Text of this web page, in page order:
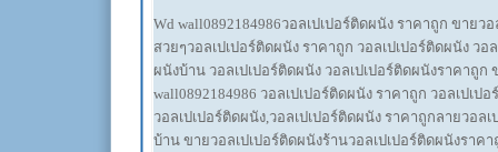
Wd wall0892184986วอลเปเปอร์ติดผนัง ราคาถูก ขายว
สวยๆวอลเปเปอร์ติดผนัง ราคาถูก วอลเปเปอร์ติดผนัง ว
ผนังบ้าน วอลเปเปอร์ติดผนัง วอลเปเปอร์ติดผนังราคาถูก
wall0892184986 วอลเปเปอร์ติดผนัง ราคาถูก วอลเปเ
วอลเปเปอร์ติดผนัง,วอลเปเปอร์ติดผนัง ราคาถูกลายวอล
บ้าน ขายวอลเปเปอร์ติดผนังร้านวอลเปเปอร์ติดผนังราค